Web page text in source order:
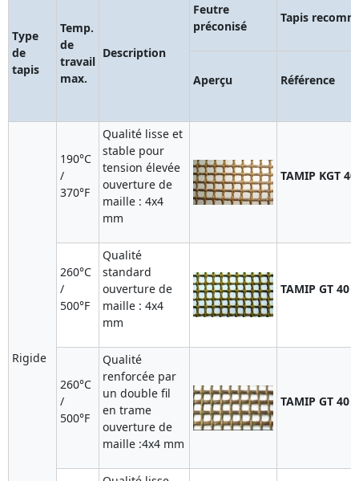
Type
de
tapis
Temp.
de
travail
max.
Description
Feutre
préconisé
Tapis
Aperçu Référence
Rigide
190°C
/
370°F
Qualité lisse et
stable pour
tension élevée
ouverture de
maille : 4x4
mm
TAMIP KGT 40
260°C
/
500°F
Qualité
standard
ouverture de
maille : 4x4
mm
TAMIP GT 40
260°C
/
500°F
Qualité
renforcée par
un double fil
en trame
ouverture de
maille :4x4 mm
TAMIP GT 40